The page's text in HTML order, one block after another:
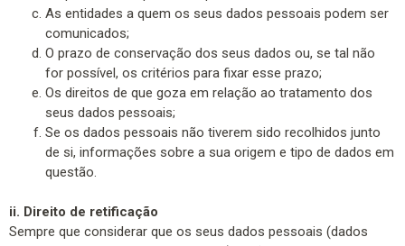
As entidades a quem os seus dados pessoais podem ser
comunicados;
O prazo de conservação dos seus dados ou, se tal não
for possível, os critérios para fixar esse prazo;
Os direitos de que goza em relação ao tratamento dos
seus dados pessoais;
Se os dados pessoais não tiverem sido recolhidos junto
de si, informações sobre a sua origem e tipo de dados em
questão.
ii. Direito de retificação
Sempre que considerar que os seus dados pessoais (dados